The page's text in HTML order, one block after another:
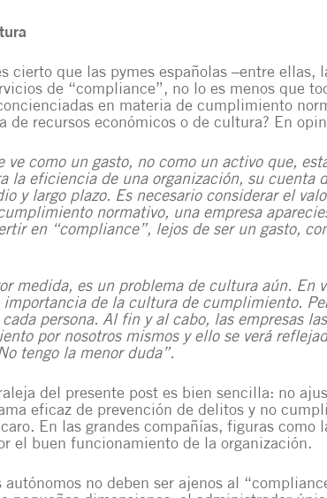
cierto que las pymes españolas –entre ellas,
de “compliance”, no lo es menos que
en materia de cumplimiento
de recursos económicos o de cultura? En
ve como un gasto, no como un activo que,
la eficiencia de una organización, su cuenta
y largo plazo. Es necesario considerar el
normativo, una empresa
en “compliance”, lejos de ser un gasto,
medida, es un problema de cultura aún. En
de la cultura de cumplimiento.
persona. Al fin y al cabo, las empresas
por nosotros mismos y ello se verá
tengo la menor duda”.
del presente post es bien sencilla: no
eficaz de prevención de delitos y no
En las grandes compañías, figuras como
el buen funcionamiento de la organización.
autónomos no deben ser ajenos al